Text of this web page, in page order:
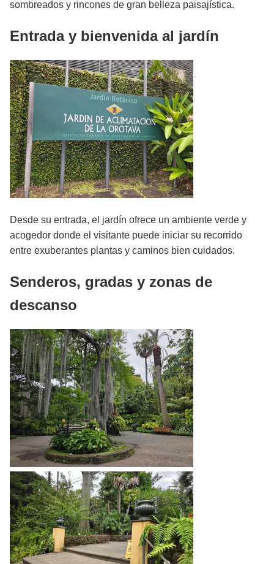
sombreados y rincones de gran belleza paisajística.
Entrada y bienvenida al jardín
Desde su entrada, el jardín ofrece un ambiente verde y
acogedor donde el visitante puede iniciar su recorrido
entre exuberantes plantas y caminos bien cuidados.
Senderos, gradas y zonas de
descanso